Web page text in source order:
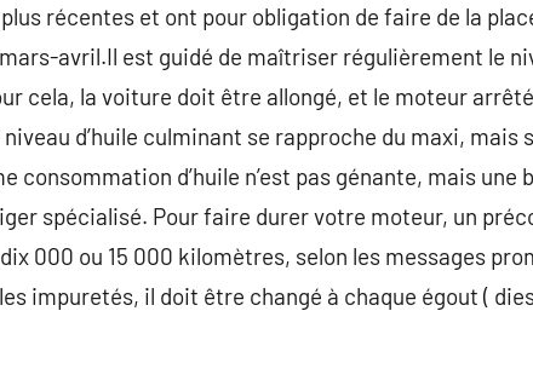
récentes et ont pour obligation de faire de la
avril.Il est guidé de maîtriser régulièrement le
cela, la voiture doit être allongé, et le moteur
d’huile culminant se rapproche du maxi, mais
consommation d’huile n’est pas génante, mais une
spécialisé. Pour faire durer votre moteur, un
000 ou 15 000 kilomètres, selon les messages
impuretés, il doit être changé à chaque égout (